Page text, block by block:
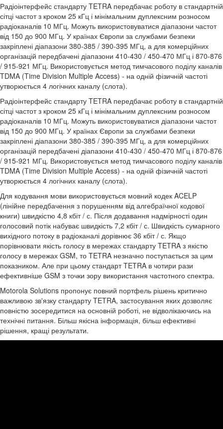
Радіоінтерфейс стандарту TETRA передбачає роботу в стандартній
сітці частот з кроком 25 кГц і мінімальним дуплексним розносом
радіоканалів 10 МГц. Можуть використовуватися діапазони частот
від 150 до 900 МГц. У країнах Європи за службами безпеки
закріплені діапазони 380-385 / 390-395 МГц, а для комерційних
організацій передбачені діапазони 410-430 / 450-470 МГц і 870-876
/ 915-921 МГц. Використовується метод тимчасового поділу каналів
TDMA (Time Division Multiple Access) - на одній фізичній частоті
утворюється 4 логічних каналу (слота).
Радіоінтерфейс стандарту TETRA передбачає роботу в стандартній
сітці частот з кроком 25 кГц і мінімальним дуплексним розносом
радіоканалів 10 МГц. Можуть використовуватися діапазони частот
від 150 до 900 МГц. У країнах Європи за службами безпеки
закріплені діапазони 380-385 / 390-395 МГц, а для комерційних
організацій передбачені діапазони 410-430 / 450-470 МГц і 870-876
/ 915-921 МГц. Використовується метод тимчасового поділу каналів
TDMA (Time Division Multiple Access) - на одній фізичній частоті
утворюється 4 логічних каналу (слота).
Для кодування мови використовується мовний кодек ACELP
(лінійне передбачення з порушенням від алгебраїчної кодової
книги) швидкістю 4,8 кбіт / с. Після додавання надмірності один
голосовий потік набуває швидкість 7,2 кбіт / с. Швидкість сумарного
вихідного потоку в радіоканалі дорівнює 36 кбіт / с. Якщо
порівнювати якість голосу в мережах стандарту TETRA з якістю
голосу в мережах GSM, то TETRA незначно поступається за цим
показником. Але при цьому стандарт TETRA в чотири рази
ефективніше GSM з точки зору використання частотного спектра.
Motorola Solutions пропонує повний портфель рішень критично
важливою зв'язку стандарту TETRA, застосування яких дозволяє
повністю зосередитися на основній роботі, не відволікаючись на
технічні питання. Більш якісна інформація, більш ефективні
рішення, кращі результати.